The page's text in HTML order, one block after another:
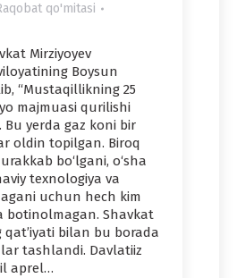
qo'mitasi
Mirziyoyev
Boysun
“Mustaqillikning 25
majmuasi qurilishi
yerda gaz koni bir
oldin topilgan. Biroq
bo‘lgani, o‘sha
texnologiya va
uchun hech kim
botinolmagan. Shavkat
qat’iyati bilan bu borada
tashlandi. Davlatiiz
aprel…